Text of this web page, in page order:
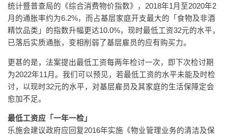
统计暨普查局的《综合消费物价指数》，2018年1月至2020年2
月的通胀率约为6.2%，而占基层家庭开支最大的「食物及非酒
精饮品类」的指数升幅更达10.0%，现时最低工资32元的水平，
已落后实质通胀，变相削弱了基层雇员的应有购买力。
更甚的是，法案提出最低工资每两年检讨一次，即下次检讨期
为2022年11月。我们可以预见，若最低工资的水平未能及时检
讨，以现时32元的水平，对基层雇员及其家庭的生活保障定会
愈加不足。
最低工资应「一年一检」
乐施会建议政府应回复2016年实施《物业管理业务的清洁及保